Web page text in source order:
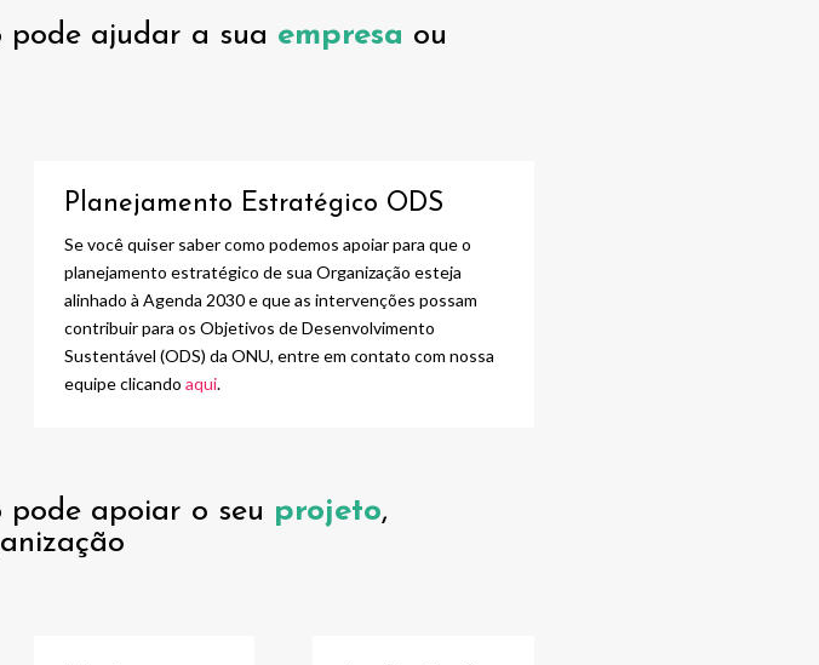
pode ajudar a sua empresa ou
Planejamento Estratégico ODS
Se você quiser saber como podemos apoiar para que o
planejamento estratégico de sua Organização esteja
alinhado à Agenda 2030 e que as intervenções possam
contribuir para os Objetivos de Desenvolvimento
Sustentável (ODS) da ONU, entre em contato com nossa
equipe clicandoaqui.
apoiar o seu projeto,